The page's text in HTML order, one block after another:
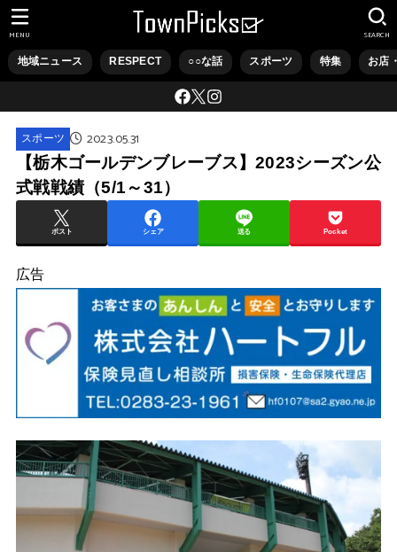
地域ニュース RESPECT ○○な話 スポーツ 特集 お店
SEARCH
MENU
スポーツ 2023.05.31
【栃木ゴールデンブレーブス】2023シーズン公
式戦戦績（5/1～31）
ポスト シェア 送る Pocket
広告